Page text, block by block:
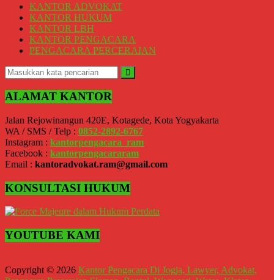
Kidul,
Kulon
Progo,
Balikpapan,
Jakarta
Pusat,
Tanggerang,
Purwokerto,
Tasikmalaya,
Purwodadi,
Wonogiri,
Pacitan,
Palembang,
Lampung,
Badung,
Gianyar,
Mataram,
Lombok,
Temanggung,
Malang,
KANTOR ADVOKAT
KANTOR HUKUM
KANTOR LBH
KANTOR PENGACARA
PENGACARA PERCERAIAN
ALAMAT KANTOR
Jalan Rejowinangun 420E, Kotagede, Kota Yogyakarta
WA / SMS / Telp : 0852-2892-6767
Instagram : kantorpengacara_ram
Facebook : kantorpengacararam
Email : kantoradvokat.ram@gmail.com
KONSULTASI HUKUM
YOUTUBE KAMI
Copyright © 2026 Kantor Pengacara Di Jogja, Lawyer, Advokat,